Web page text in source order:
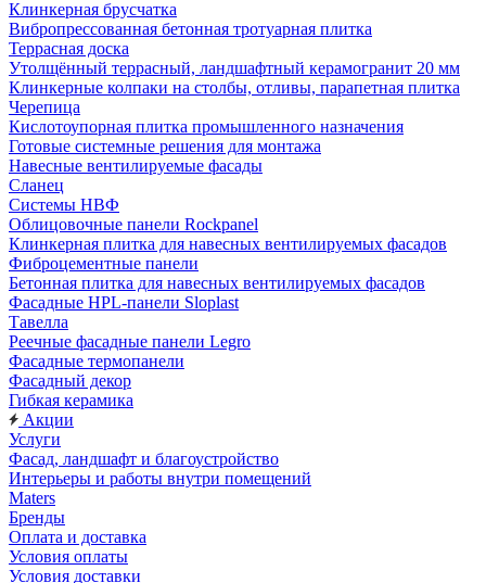
Клинкерная брусчатка
Вибропрессованная бетонная тротуарная плитка
Террасная доска
Утолщённый террасный, ландшафтный керамогранит 20 мм
Клинкерные колпаки на столбы, отливы, парапетная плитка
Черепица
Кислотоупорная плитка промышленного назначения
Готовые системные решения для монтажа
Навесные вентилируемые фасады
Сланец
Системы НВФ
Облицовочные панели Rockpanel
Клинкерная плитка для навесных вентилируемых фасадов
Фиброцементные панели
Бетонная плитка для навесных вентилируемых фасадов
Фасадные HPL-панели Sloplast
Тавелла
Реечные фасадные панели Legro
Фасадные термопанели
Фасадный декор
Гибкая керамика
Акции
Услуги
Фасад, ландшафт и благоустройство
Интерьеры и работы внутри помещений
Maters
Бренды
Оплата и доставка
Условия оплаты
Условия доставки